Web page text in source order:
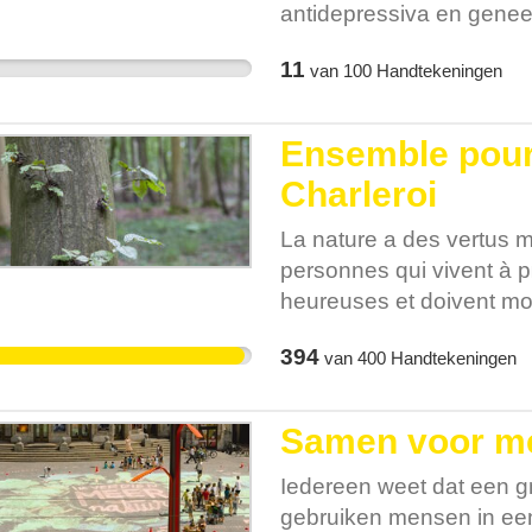
antidepressiva en
gelukkiger en gaan
een besparing kan
kosten van zorg en
natuurlijke verkoeling
extreme regenval. Toch
vaak ver te zoeken.
de minste groene
de toegang tot de
11 van 100Handtekeningen
Ensemble
Charleroi
La nature a des vertus
personnes qui vivent à
heureuses et doivent
météorologiques
rares. La Belgique est
moins d'espaces verts
réparti. Cela signifie
d'atténuation des
394van 400Handtekeningen
Samen voor
Iedereen weet dat een
gebruiken mensen in